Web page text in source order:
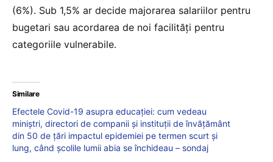
(6%). Sub 1,5% ar decide majorarea salariilor pentru
bugetari sau acordarea de noi facilități pentru
categoriile vulnerabile.
Similare
Efectele Covid-19 asupra educației: cum vedeau
miniștri, directori de companii și instituții de învățământ
din 50 de țări impactul epidemiei pe termen scurt și
lung, când școlile lumii abia se închideau – sondaj